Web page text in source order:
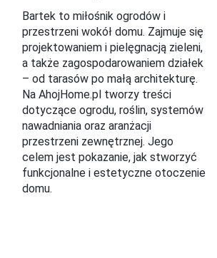
Bartek to miłośnik ogrodów i
przestrzeni wokół domu. Zajmuje się
projektowaniem i pielęgnacją zieleni,
a także zagospodarowaniem działek
– od tarasów po małą architekturę.
Na AhojHome.pl tworzy treści
dotyczące ogrodu, roślin, systemów
nawadniania oraz aranżacji
przestrzeni zewnętrznej. Jego
celem jest pokazanie, jak stworzyć
funkcjonalne i estetyczne otoczenie
domu.